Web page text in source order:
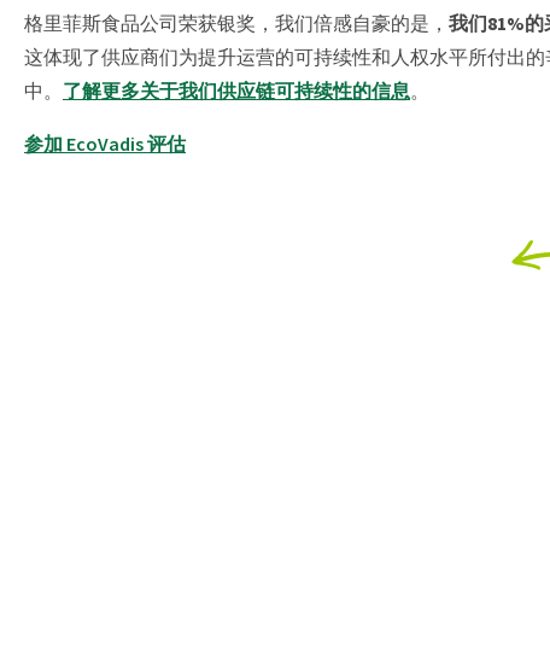
格里菲斯食品公司荣获银奖，我们倍感自豪的是， 我们81%的
这体现了供应商们为提升运营的可持续性和人权水平所付出
中。 了解更多关于我们供应链可持续性的信息。
参加 EcoVadis 评估